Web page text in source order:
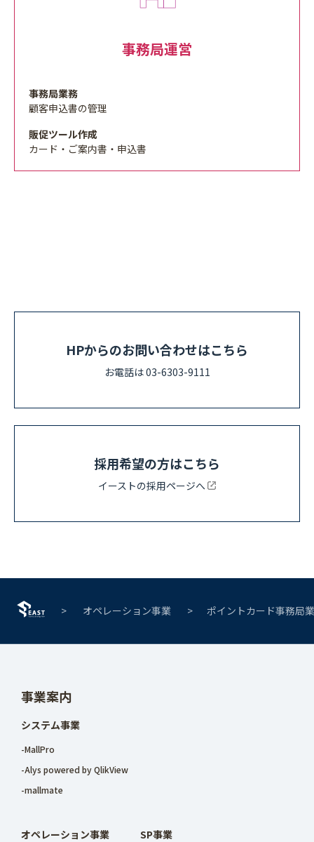
事務局運営
事務局業務
顧客申込書の管理
販促ツール作成
カード・ご案内書・申込書
HPからのお問い合わせはこちら
お電話は 03-6303-9111
採用希望の方はこちら
イーストの採用ページへ
オペレーション事業 ポイントカード事務局
事業案内
システム事業
-MallPro
-Alys powered by QlikView
-mallmate
オペレーション事業 SP事業